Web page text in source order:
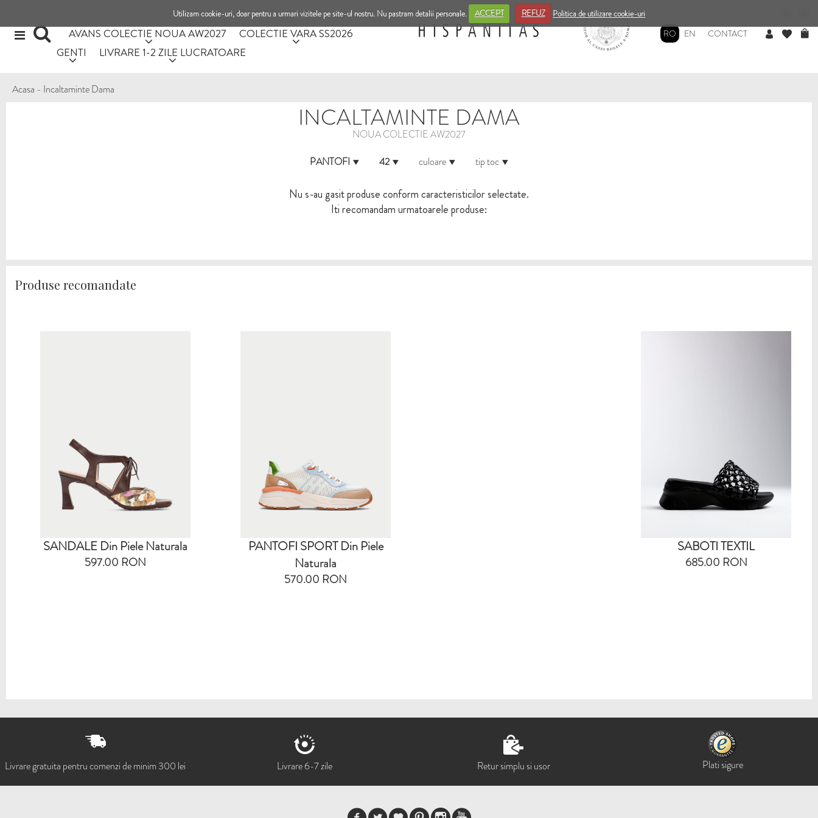
Utilizam cookie-uri, doar pentru a urmari vizitele pe site-ul nostru. Nu pastram detalii personale. ACCEPT REFUZ Politica de utilizare cookie-uri
AVANS COLECTIE NOUA AW2027
COLECTIE VARA SS2026
GENTI
LIVRARE 1-2 ZILE LUCRATOARE
RO EN CONTACT
Acasa - Incaltaminte Dama
INCALTAMINTE DAMA
NOUA COLECTIE AW2027
PANTOFI
42 culoare tip toc
Nu s-au gasit produse conform caracteristicilor selectate.
Iti recomandam urmatoarele produse:
Produse recomandate
SANDALE Din Piele Naturala
597.00 RON
PANTOFI SPORT Din Piele
Naturala
570.00 RON
SABOTI TEXTIL
685.00 RON
Livrare gratuita pentru comenzi de minim 300 lei Livrare 6-7 zile Retur simplu si usor Plati sigure